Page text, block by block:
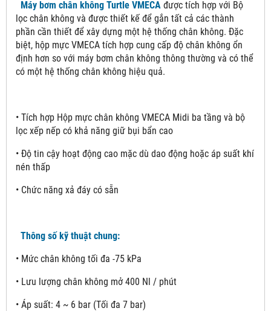
Máy bơm chân không Turtle VMECA được tích hợp với Bộ
lọc chân không và được thiết kế để gắn tất cả các thành
phần cần thiết để xây dựng một hệ thống chân không. Đặc
biệt, hộp mực VMECA tích hợp cung cấp độ chân không ổn
định hơn so với máy bơm chân không thông thường và có thể
có một hệ thống chân không hiệu quả.
• Tích hợp Hộp mực chân không VMECA Midi ba tầng và bộ
lọc xếp nếp có khả năng giữ bụi bẩn cao
• Độ tin cậy hoạt động cao mặc dù dao động hoặc áp suất khí
nén thấp
• Chức năng xả đáy có sẵn
Thông số kỹ thuật chung:
• Mức chân không tối đa -75 kPa
• Lưu lượng chân không mở 400 Nl / phút
• Áp suất: 4 ~ 6 bar (Tối đa 7 bar)